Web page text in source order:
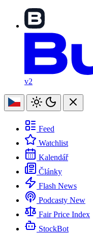
v2
Feed
Watchlist
Kalendář
Články
Flash News
Podcasty New
Fair Price Index
StockBot